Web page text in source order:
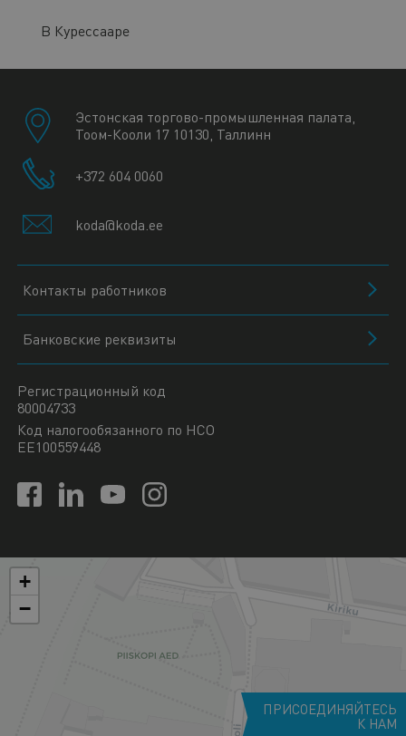
В Курессааре
Эстонская торгово-промышленная палата,
Тоом-Кооли 17 10130, Таллинн
+372 604 0060
koda@koda.ee
Контакты работников
Банковские реквизиты
Регистрационный код
80004733
Код налогообязанного по НСО
EE100559448
+
−
ПРИСОЕДИНЯЙТЕСЬ
К НАМ